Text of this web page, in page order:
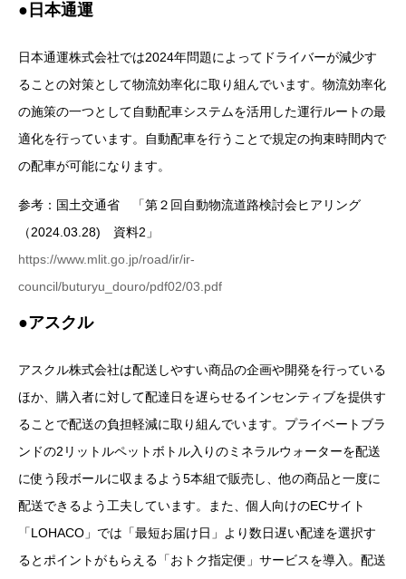
●日本通運
日本通運株式会社では2024年問題によってドライバーが減少す
ることの対策として物流効率化に取り組んでいます。物流効率化
の施策の一つとして自動配車システムを活用した運行ルートの最
適化を行っています。自動配車を行うことで規定の拘束時間内で
の配車が可能になります。
参考：国土交通省 「第２回自動物流道路検討会ヒアリング
（2024.03.28) 資料2」
https://www.mlit.go.jp/road/ir/ir-
council/buturyu_douro/pdf02/03.pdf
●アスクル
アスクル株式会社は配送しやすい商品の企画や開発を行っている
ほか、購入者に対して配達日を遅らせるインセンティブを提供す
ることで配送の負担軽減に取り組んでいます。プライベートブラ
ンドの2リットルペットボトル入りのミネラルウォーターを配送
に使う段ボールに収まるよう5本組で販売し、他の商品と一度に
配送できるよう工夫しています。また、個人向けのECサイト
「LOHACO」では「最短お届け日」より数日遅い配達を選択す
るとポイントがもらえる「おトク指定便」サービスを導入。配送